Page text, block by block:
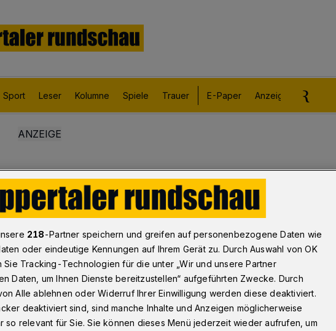
Sport Leser Kolumne Spiele Trauer E-Paper Anzeigen aufgeben
218-Partner speichern und greifen auf personenbezogene Daten wie
oder eindeutige Kennungen auf Ihrem Gerät zu. Durch Auswahl von OK
Sie Tracking-Technologien für die unter „Wir und unsere Partner
Daten, um Ihnen Dienste bereitzustellen“ aufgeführten Zwecke. Durch
Alle ablehnen oder Widerruf Ihrer Einwilligung werden diese deaktiviert.
deaktiviert sind, sind manche Inhalte und Anzeigen möglicherweise
so relevant für Sie. Sie können dieses Menü jederzeit wieder aufrufen, um